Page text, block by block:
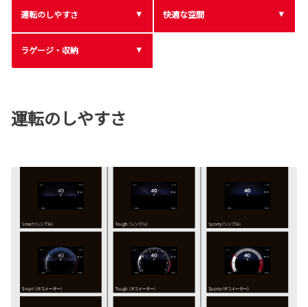
運転のしやすさ 快適な空間
ラゲージ・収納
運転のしやすさ